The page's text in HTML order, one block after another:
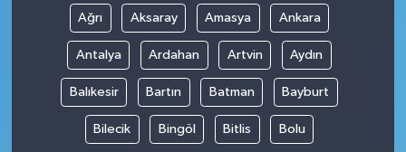
Ağrı Aksaray Amasya Ankara
Antalya Ardahan Artvin Aydın
Balıkesir Bartın Batman Bayburt
Bilecik Bingöl Bitlis Bolu